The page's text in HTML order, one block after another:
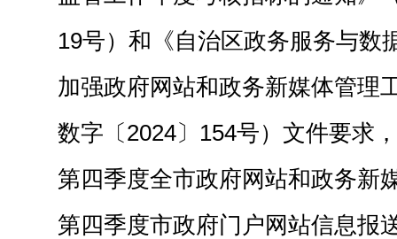
19号）和《自治区政务服务与数
加强政府网站和政务新媒体管理
数字〔2024〕154号）文件要求
第四季度全市政府网站和政务新
第四季度市政府门户网站信息报